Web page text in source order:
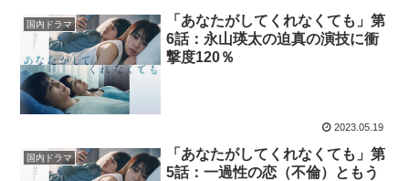
国内ドラマ
「あなたがしてくれなくても」第
6話：永山瑛太の迫真の演技に衝
撃度120％
2023.05.19
国内ドラマ
「あなたがしてくれなくても」第
5話：一過性の恋（不倫）ともう